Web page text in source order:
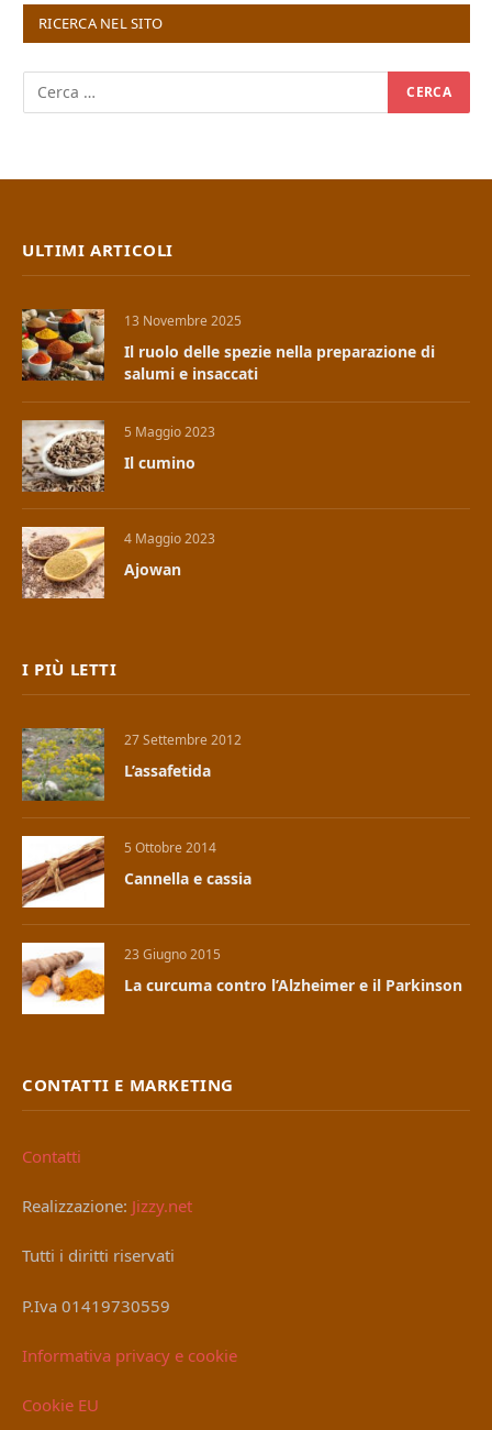
RICERCA NEL SITO
ULTIMI ARTICOLI
13 Novembre 2025
Il ruolo delle spezie nella preparazione di
salumi e insaccati
5 Maggio 2023
Il cumino
4 Maggio 2023
Ajowan
I PIÙ LETTI
27 Settembre 2012
L’assafetida
5 Ottobre 2014
Cannella e cassia
23 Giugno 2015
La curcuma contro l’Alzheimer e il Parkinson
CONTATTI E MARKETING
Contatti
Realizzazione: Jizzy.net
Tutti i diritti riservati
P.Iva 01419730559
Informativa privacy e cookie
Cookie EU